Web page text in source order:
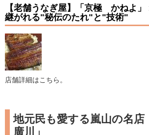
【老舗うなぎ屋】「京極 かねよ」
継がれる"秘伝のたれ"と"技術"
店舗詳細はこちら。
地元民も愛する嵐山の名店
廣川」